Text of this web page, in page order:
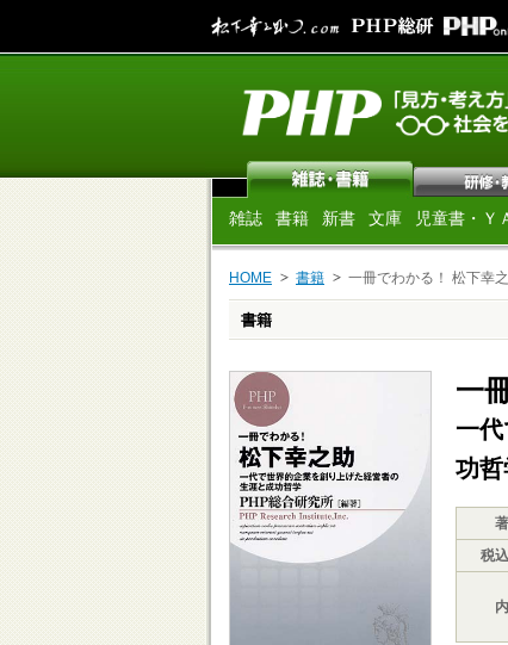
雑誌 書籍 新書 文庫 児童書・Ｙ
HOME 書籍 一冊でわかる！ 松下幸
書籍
一
一
功哲
税